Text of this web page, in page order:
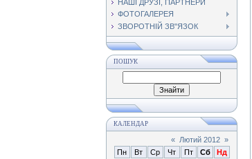
НАШІ ДРУЗІ, ПАРТНЕРИ
ФОТОГАЛЕРЕЯ
ЗВОРОТНІЙ ЗВ"ЯЗОК
ПОШУК
КАЛЕНДАР
« Лютий 2012 »
Пн
Вт Ср Чт Пт Сб
Нд